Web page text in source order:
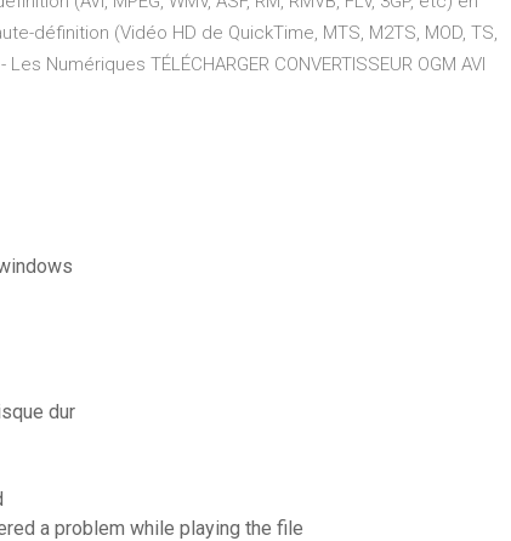
définition (Vidéo HD de QuickTime, MTS, M2TS, MOD, TS,
Numériques TÉLÉCHARGER CONVERTISSEUR OGM AVI
dur
a problem while playing the file